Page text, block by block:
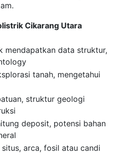
Cikarang Utara
mendapatkan data struktur,
tanah, mengetahui
struktur geologi
deposit, potensi bahan
arca, fosil atau candi